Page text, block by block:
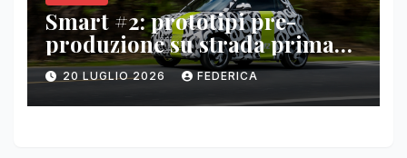
Smart #2: prototipi pre-
produzione su strada prima
del paris motor show 2026
20 LUGLIO 2026 FEDERICA